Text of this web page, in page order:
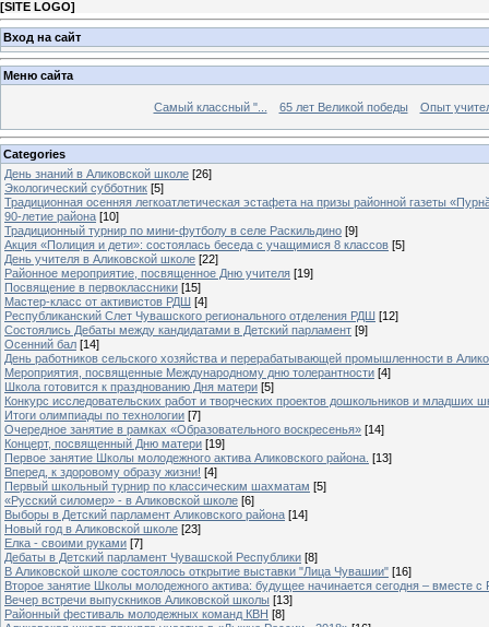
[SITE LOGO]
Вход на сайт
Меню сайта
Самый классный "... 65 лет Великой победы Опыт
Categories
День знаний в Аликовской школе [26]
Экологический субботник [5]
Традиционная осенняя легкоатлетическая эстафета на призы районной газеты
90-летие района [10]
Традиционный турнир по мини-футболу в селе Раскильдино [9]
Акция «Полиция и дети»: состоялась беседа с учащимися 8 классов [5]
День учителя в Аликовской школе [22]
Районное мероприятие, посвященное Дню учителя [19]
Посвящение в первоклассники [15]
Мастер-класс от активистов РДШ [4]
Республиканский Слет Чувашского регионального отделения РДШ [12]
Состоялись Дебаты между кандидатами в Детский парламент [9]
Осенний бал [14]
День работников сельского хозяйства и перерабатывающей промышленности в
Мероприятия, посвященные Международному дню толерантности [4]
Школа готовится к празднованию Дня матери [5]
Конкурс исследовательских работ и творческих проектов дошкольников и младших
Итоги олимпиады по технологии [7]
Очередное занятие в рамках «Образовательного воскресенья» [14]
Концерт, посвященный Дню матери [19]
Первое занятие Школы молодежного актива Аликовского района. [13]
Вперед, к здоровому образу жизни! [4]
Первый школьный турнир по классическим шахматам [5]
«Русский силомер» - в Аликовской школе [6]
Выборы в Детский парламент Аликовского района [14]
Новый год в Аликовской школе [23]
Елка - своими руками [7]
Дебаты в Детский парламент Чувашской Республики [8]
В Аликовской школе состоялось открытие выставки "Лица Чувашии" [16]
Второе занятие Школы молодежного актива: будущее начинается сегодня – вместе
Вечер встречи выпускников Аликовской школы [13]
Районный фестиваль молодежных команд КВН [8]